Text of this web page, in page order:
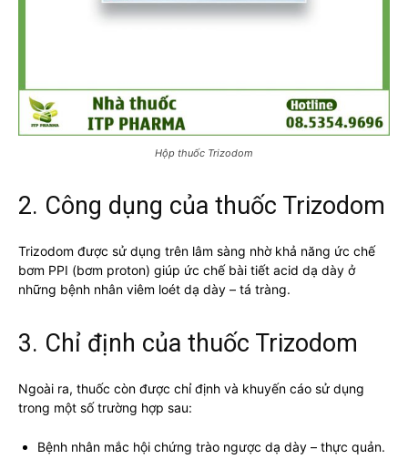
Hộp thuốc Trizodom
2. Công dụng của thuốc Trizodom
Trizodom được sử dụng trên lâm sàng nhờ khả năng ức chế
bơm PPI (bơm proton) giúp ức chế bài tiết acid dạ dày ở
những bệnh nhân viêm loét dạ dày – tá tràng.
3. Chỉ định của thuốc Trizodom
Ngoài ra, thuốc còn được chỉ định và khuyến cáo sử dụng
trong một số trường hợp sau:
Bệnh nhân mắc hội chứng trào ngược dạ dày – thực quản.